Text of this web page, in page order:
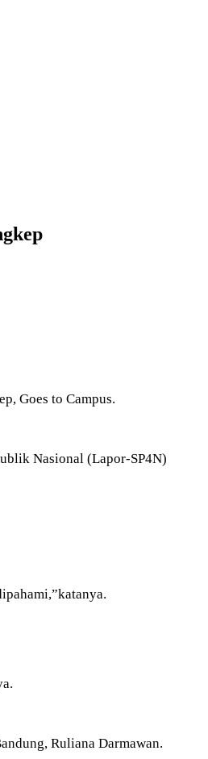
Goes to Campus.
Nasional (Lapor-SP4N)
Ruliana Darmawan.